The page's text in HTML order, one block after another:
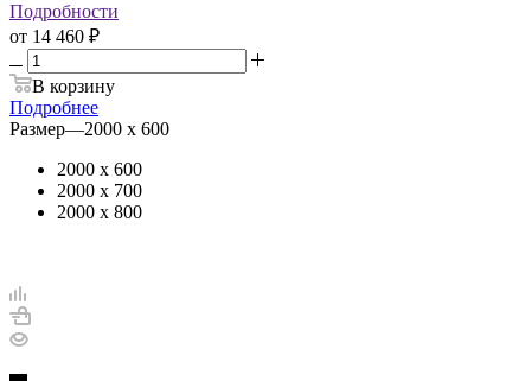
Подробности
от 14 460 ₽
В корзину
Подробнее
Размер—2000 х 600
2000 х 600
2000 х 700
2000 х 800